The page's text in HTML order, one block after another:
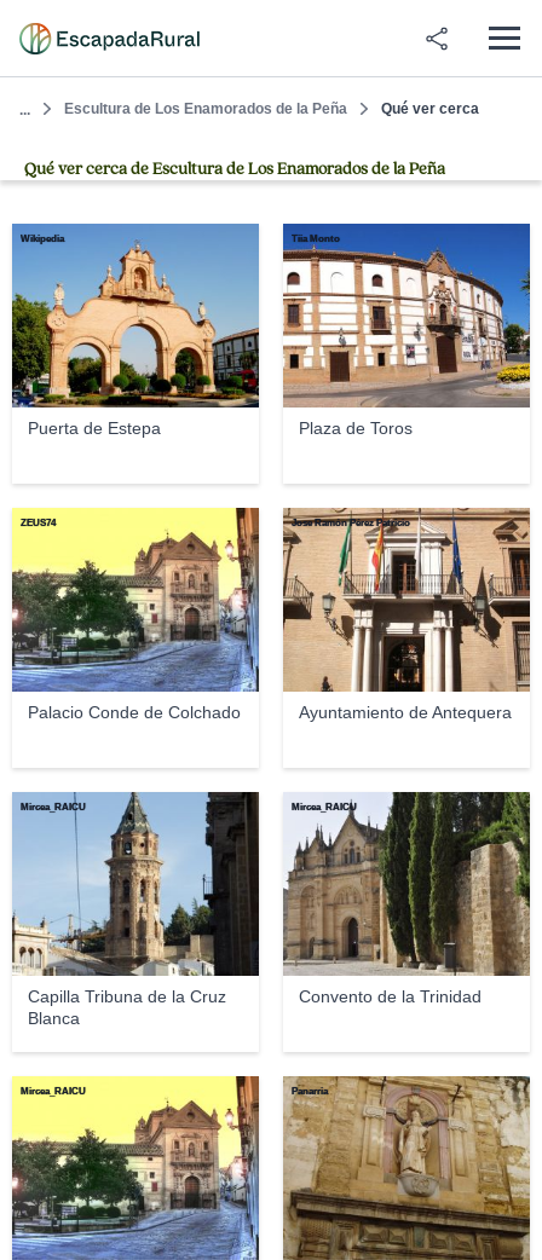
... Escultura de Los Enamorados de la Peña Qué ver cerca
Qué ver cerca de Escultura de Los Enamorados de la Peña
Puerta de Estepa
Wikipedia
Plaza de Toros
Tiia Monto
Palacio Conde de Colchado
ZEUS74
Ayuntamiento de Antequera
Jose Ramón Pérez Patricio
Capilla Tribuna de la Cruz
Blanca
Mircea_RAICU
Convento de la Trinidad
Mircea_RAICU
Mircea_RAICU Panarria